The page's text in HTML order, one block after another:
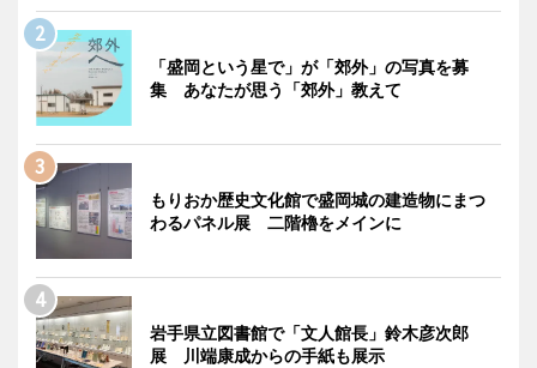
「盛岡という星で」が「郊外」の写真を募
集 あなたが思う「郊外」教えて
もりおか歴史文化館で盛岡城の建造物にまつ
わるパネル展 二階櫓をメインに
岩手県立図書館で「文人館長」鈴木彦次郎
展 川端康成からの手紙も展示